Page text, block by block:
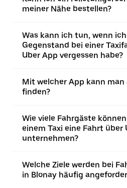
meiner Nähe bestellen?
Was kann ich tun, wenn
Gegenstand bei einer
Uber App vergessen habe?
Mit welcher App kann man
finden?
Wie viele Fahrgäste
einem Taxi eine Fahrt über
unternehmen?
Welche Ziele werden bei
in Blonay häufig